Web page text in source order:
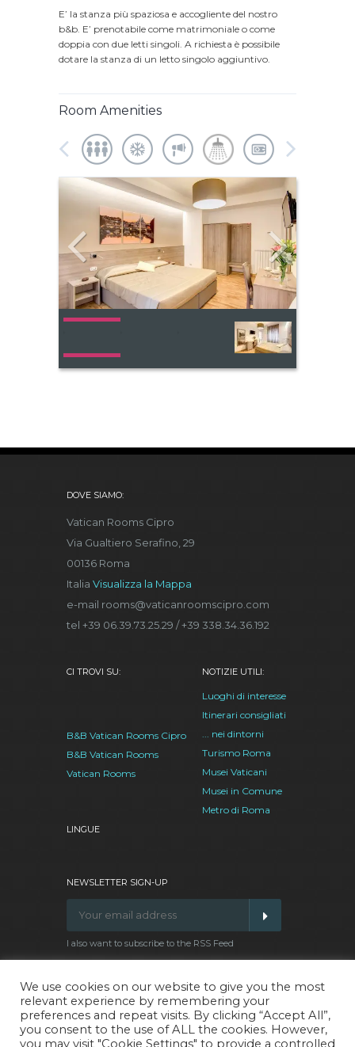
E’ la stanza più spaziosa e accogliente del nostro
b&b. E’ prenotabile come matrimoniale o come
doppia con due letti singoli. A richiesta è possibile
dotare la stanza di un letto singolo aggiuntivo.
Room Amenities
DOVE SIAMO:
Vatican Rooms Cipro
Via Gualtiero Serafino, 29
00136 Roma
Italia Visualizza la Mappa
e-mail rooms@vaticanroomscipro.com
tel +39 06.39.73.25.29 / +39 338.34.36.192
CI TROVI SU:
B&B Vatican Rooms Cipro
B&B Vatican Rooms
Vatican Rooms
LINGUE
NOTIZIE UTILI:
Luoghi di interesse
Itinerari consigliati
... nei dintorni
Turismo Roma
Musei Vaticani
Musei in Comune
Metro di Roma
NEWSLETTER SIGN-UP
I also want to subscribe to the RSS Feed
Facebook
Google
Plus
TwitterPinterest
We use cookies on our website to give you the most
relevant experience by remembering your
preferences and repeat visits. By clicking “Accept All”,
you consent to the use of ALL the cookies. However,
you may visit "Cookie Settings" to provide a controlled